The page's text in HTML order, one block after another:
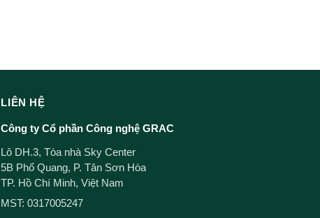
LIÊN HỆ
Công ty Cổ phần Công nghệ GRAC
Lô DH.3, Tòa nhà Sky Center
5B Phổ Quang, P. Tân Sơn Hòa
TP. Hồ Chí Minh, Việt Nam
MST: 0317005247